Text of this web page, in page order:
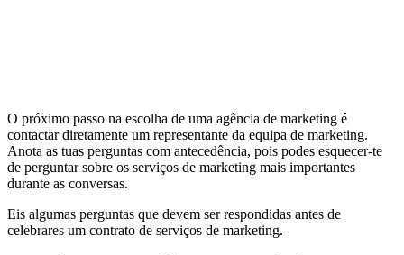
O próximo passo na escolha de uma agência de marketing é
contactar diretamente um representante da equipa de marketing.
Anota as tuas perguntas com antecedência, pois podes esquecer-te
de perguntar sobre os serviços de marketing mais importantes
durante as conversas.
Eis algumas perguntas que devem ser respondidas antes de
celebrares um contrato de serviços de marketing.